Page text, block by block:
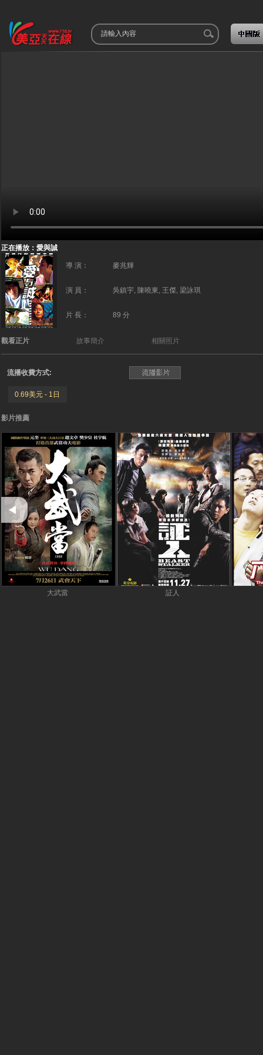
正在播放：愛與誠
導 演： 麥兆輝
演 員： 吳鎮宇, 陳曉東, 王傑, 梁詠琪
片 長： 89 分
觀看正片 故事簡介 相關照片
流播收費方式:
0.69美元 - 1日
影片推薦
大武當 証人